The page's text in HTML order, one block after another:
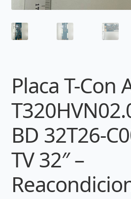
Placa T-Con
BD 32T26-
TV 32″ –